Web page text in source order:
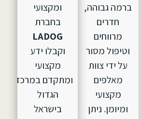
ברמה גבוהה,
חדרים
מרווחים
וטיפול מסור
על ידי צוות
מאלפים
מקצועי
ומיומן. ניתן
ומקצועי
בחברת
LADOG
וקבלו ידע
מקצועי
ומתקדם במרכז
הגדול
בישראל